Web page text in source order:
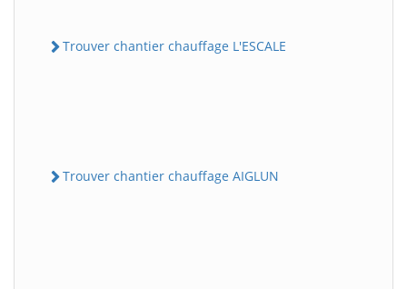
Trouver chantier chauffage L'ESCALE
Trouver chantier chauffage AIGLUN